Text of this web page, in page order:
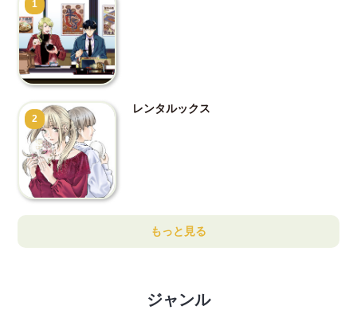
1
2
レンタルックス
もっと見る
ジャンル